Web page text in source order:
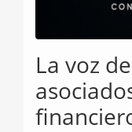
La voz